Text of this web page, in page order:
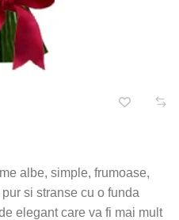
albe, simple, frumoase,
si stranse cu o funda
elegant care va fi mai mult